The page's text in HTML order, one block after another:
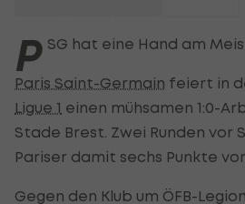
P SG hat eine Hand am
Paris Saint-Germain feiert in
Ligue 1 einen mühsamen 1:0-
Stade Brest. Zwei Runden vor
Pariser damit sechs Punkte vor
Gegen den Klub um ÖFB-